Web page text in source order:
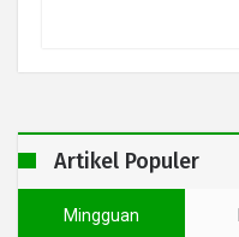
Artikel Populer
Mingguan